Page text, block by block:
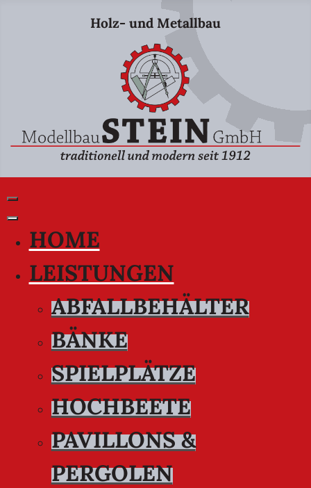
Holz- und Metallbau
HOME
LEISTUNGEN
ABFALLBEHÄLTER
BÄNKE
SPIELPLÄTZE
HOCHBEETE
PAVILLONS &
PERGOLEN